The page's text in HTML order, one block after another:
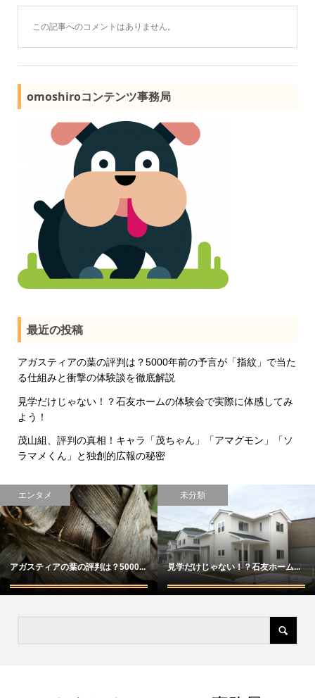
この記事へのコメントはありません。
omoshiroコンテンツ事務局
最近の投稿
アガスティアの葉の評判は？5000年前の予言が「指紋」で当た
る仕組みと衝撃の体験談を徹底解説
見学だけじゃない！？石友ホームの体験会で実際に体感してみ
よう！
茂山組、評判の真相！キャラ「茂ちゃん」「アマグモン」「ソ
ラマメくん」と独創的広報の秘密
エンタメ
アガスティアの葉の評判は？5000...
未分類
見学だけじゃない！？石友ホーム...